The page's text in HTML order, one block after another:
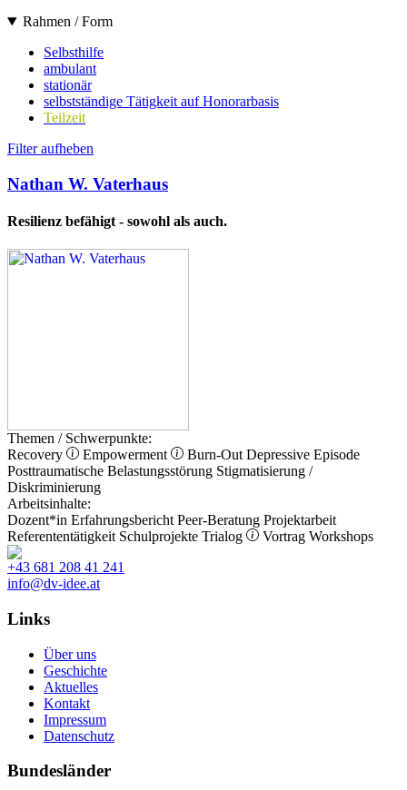
Rahmen / Form
Selbsthilfe
ambulant
stationär
selbstständige Tätigkeit auf Honorarbasis
Teilzeit
Filter aufheben
Nathan W. Vaterhaus
Resilienz befähigt - sowohl als auch.
Themen / Schwerpunkte:
Recovery
Empowerment Burn-Out Depressive Episode
Posttraumatische Belastungsstörung Stigmatisierung /
Diskriminierung
Arbeitsinhalte:
Dozent*in Erfahrungsbericht Peer-Beratung Projektarbeit
Referententätigkeit Schulprojekte Trialog Vortrag Workshops
+43 681 208 41 241
info@dv-idee.at
Links
Über uns
Geschichte
Aktuelles
Kontakt
Impressum
Datenschutz
Bundesländer